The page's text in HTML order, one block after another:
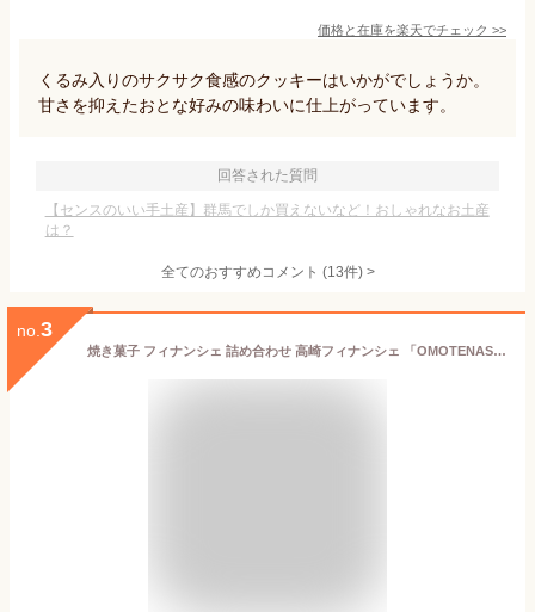
価格と在庫を楽天でチェック >>
くるみ入りのサクサク食感のクッキーはいかがでしょうか。
甘さを抑えたおとな好みの味わいに仕上がっています。
回答された質問
【センスのいい手土産】群馬でしか買えないなど！おしゃれなお土産
は？
全てのおすすめコメント (13件) >
no. 3
焼き菓子 フィナンシェ 詰め合わせ 高崎フィナンシェ 「OMOTENASHI GIFT」14個入 ギフト BOX おいしい 贈答 手土産 メッセージカード 詰め合わせ 誕生日 御祝 スイーツ 送料無料